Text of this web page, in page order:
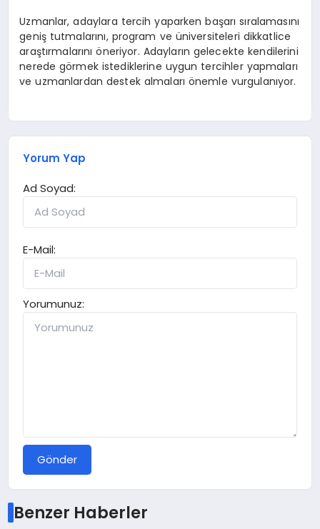
Uzmanlar, adaylara tercih yaparken başarı sıralamasını
geniş tutmalarını, program ve üniversiteleri dikkatlice
araştırmalarını öneriyor. Adayların gelecekte kendilerini
nerede görmek istediklerine uygun tercihler yapmaları
ve uzmanlardan destek almaları önemle vurgulanıyor.
Yorum Yap
Ad Soyad:
E-Mail:
Yorumunuz:
Gönder
Benzer Haberler